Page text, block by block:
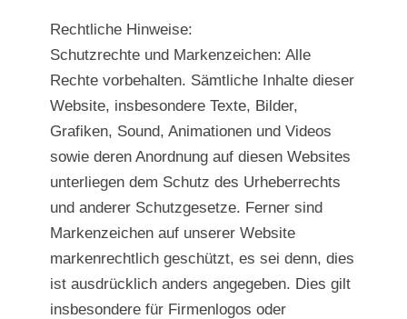
Rechtliche Hinweise:
Schutzrechte und Markenzeichen: Alle
Rechte vorbehalten. Sämtliche Inhalte dieser
Website, insbesondere Texte, Bilder,
Grafiken, Sound, Animationen und Videos
sowie deren Anordnung auf diesen Websites
unterliegen dem Schutz des Urheberrechts
und anderer Schutzgesetze. Ferner sind
Markenzeichen auf unserer Website
markenrechtlich geschützt, es sei denn, dies
ist ausdrücklich anders angegeben. Dies gilt
insbesondere für Firmenlogos oder